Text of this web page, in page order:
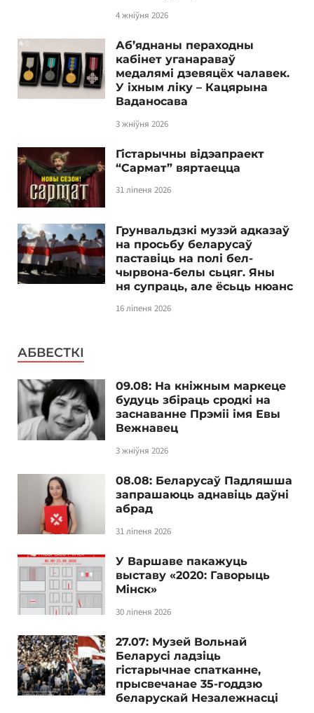
4 жніўня 2026
Аб’яднаны пераходны
кабінет уганараваў
медалямі дзевяцёх чалавек.
У іхным ліку – Кацярына
Ваданосава
3 жніўня 2026
Гістарычны відэапраект
“Сармат” вяртаецца
31 ліпеня 2026
Грунвальдзкі музэй адказаў
на просьбу беларусаў
паставіць на полі бел-
чырвона-белы сьцяг. Яны
ня супраць, але ёсьць нюанс
16 ліпеня 2026
АБВЕСТКІ
09.08: На кніжным маркеце
будуць збіраць сродкі на
заснаванне Прэміі імя Евы
Вежнавец
3 жніўня 2026
08.08: Беларусаў Падляшша
запрашаюць аднавіць даўні
абрад
31 ліпеня 2026
У Варшаве пакажуць
выставу «2020: Гаворыць
Мінск»
30 ліпеня 2026
27.07: Музей Вольнай
Беларусі ладзіць
гістарычнае спатканне,
прысвечанае 35-годдзю
беларускай Незалежнасці